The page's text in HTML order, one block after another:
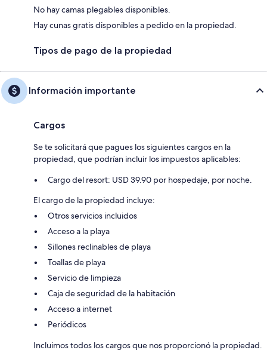
No hay camas plegables disponibles.
Hay cunas gratis disponibles a pedido en la propiedad.
Tipos de pago de la propiedad
Información importante
Cargos
Se te solicitará que pagues los siguientes cargos en la
propiedad, que podrían incluir los impuestos aplicables:
Cargo del resort: USD 39.90 por hospedaje, por noche.
El cargo de la propiedad incluye:
Otros servicios incluidos
Acceso a la playa
Sillones reclinables de playa
Toallas de playa
Servicio de limpieza
Caja de seguridad de la habitación
Acceso a internet
Periódicos
Incluimos todos los cargos que nos proporcionó la propiedad.